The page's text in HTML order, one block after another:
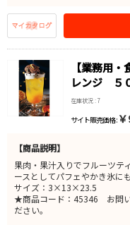
【業務用
レンジ ５
在庫状況 : 7
サイト販売価格 :
【商品説明】
果肉・果汁入りでフルーツテ
ースとしてパフェやかき氷に
サイズ：3×13×23.5
★商品コード：45346 お問い
ださい。